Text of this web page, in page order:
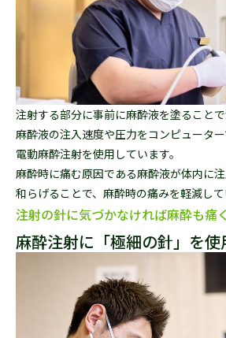
注射する部分に事前に麻酔液を塗ることで
麻酔液の注入速度や圧力をコンピュータ
電動麻酔注射を使用しています。
麻酔時に痛む原因である麻酔液が体内に
和らげることで、麻酔時の痛みを軽減して
注射の針に気づかなければ麻酔も痛
麻酔注射に「極細の針」を使